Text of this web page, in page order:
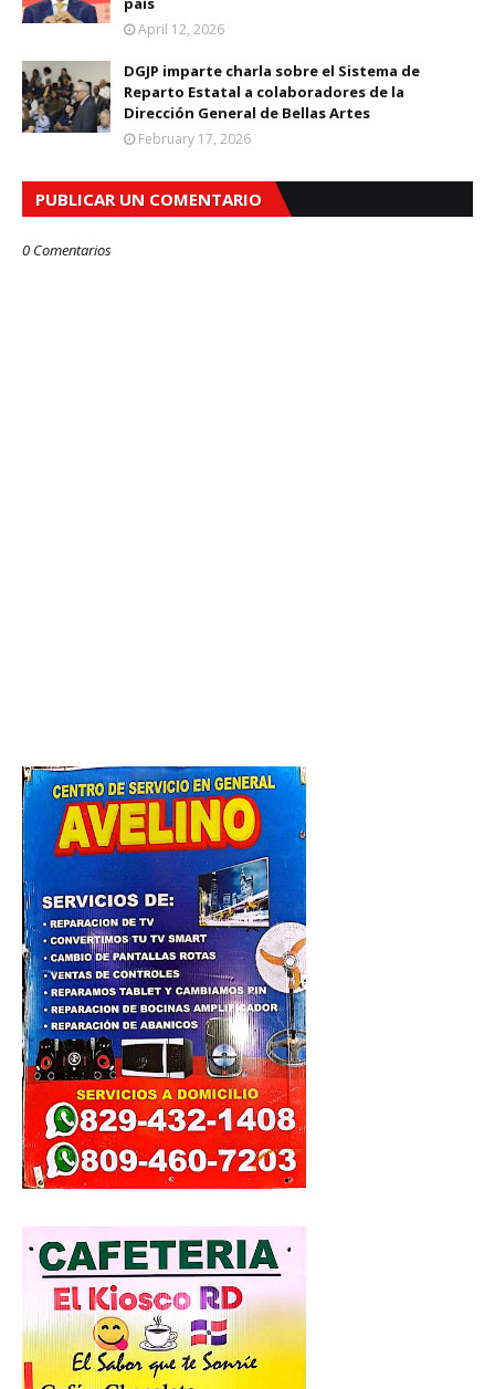
April 12, 2026
DGJP imparte charla sobre el Sistema de
Reparto Estatal a colaboradores de la
Dirección General de Bellas Artes
February 17, 2026
PUBLICAR UN COMENTARIO
0 Comentarios